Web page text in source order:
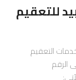
للتعقيم
التعقيم
الرقم